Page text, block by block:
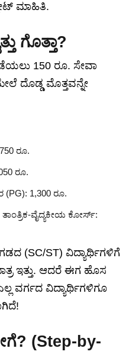
ಮಾಹಿತಿ.
ಗೊತ್ತಾ?
150 ರೂ. ಸೇವಾ
ದೊಡ್ಡ ಮೊತ್ತವನ್ನೇ
ರೂ.
ರೂ.
(PG): 1,300 ರೂ.
ವೈದ್ಯಕೀಯ ಕೋರ್ಸ್:
(SC/ST) ವಿದ್ಯಾರ್ಥಿಗಳಿಗೆ
ಇತ್ತು. ಆದರೆ ಈಗ ಹೊಸ
ವರ್ಗದ ವಿದ್ಯಾರ್ಥಿಗಳಿಗೂ
(Step-by-